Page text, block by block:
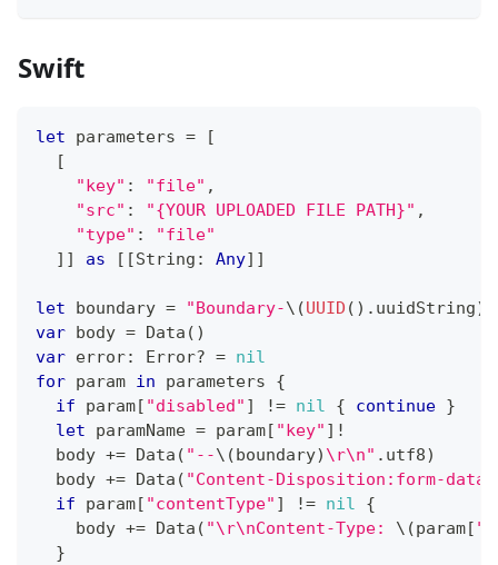
Swift
let parameters =
[
[
"key" : "file" ,
"src" : "{YOUR UPLOADED FILE PATH}" ,
"type" :
"file"
] ] as [ [String : Any] ]
let boundary = "Boundary-\(UUID ( ) . uuidString)
var body = Data ( )
var error: Error? = nil
for param in parameters {
if param[ "disabled" ] != nil { continue }
let paramName = param[ "key" ] !
  body
+= Data ( "--\(boundary) \r\n" . utf8)
  body
+= Data ( "Content-Disposition:form-data;
if param[ "contentType" ] != nil
{
    body
+= Data ( "\r\nContent-Type: \(param[
}